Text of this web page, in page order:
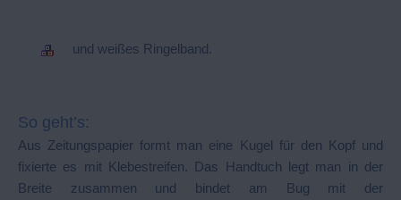
und weißes Ringelband.
So geht’s:
Aus Zeitungspapier formt man eine Kugel für den Kopf und
fixierte es mit Klebestreifen. Das Handtuch legt man in der
Breite zusammen und bindet am Bug mit der